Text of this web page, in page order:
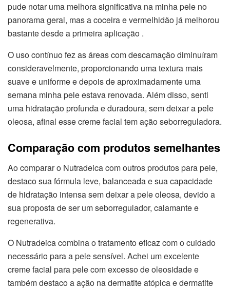
pude notar uma melhora significativa na minha pele no
panorama geral, mas a coceira e vermelhidão já melhorou
bastante desde a primeira aplicação .
O uso contínuo fez as áreas com descamação diminuíram
consideravelmente, proporcionando uma textura mais
suave e uniforme e depois de aproximadamente uma
semana minha pele estava renovada. Além disso, senti
uma hidratação profunda e duradoura, sem deixar a pele
oleosa, afinal esse creme facial tem ação seborreguladora.
Comparação com produtos semelhantes
Ao comparar o Nutradeica com outros produtos para pele,
destaco sua fórmula leve, balanceada e sua capacidade
de hidratação intensa sem deixar a pele oleosa, devido a
sua proposta de ser um seborregulador, calamante e
regenerativa.
O Nutradeica combina o tratamento eficaz com o cuidado
necessário para a pele sensível. Achei um excelente
creme facial para pele com excesso de oleosidade e
também destaco a ação na dermatite atópica e dermatite